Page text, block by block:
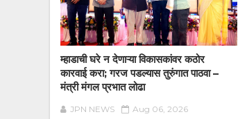
म्हाडाची घरे न देणाऱ्या विकासकांवर कठोर
कारवाई करा; गरज पडल्यास तुरुंगात पाठवा –
मंत्री मंगल प्रभात लोढा
JPN NEWS Aug 06, 2026